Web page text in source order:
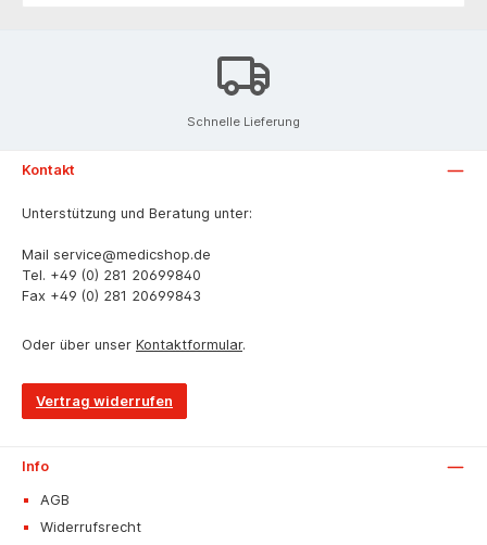
Schnelle Lieferung
Kontakt
Unterstützung und Beratung unter:
Mail service@medicshop.de
Tel. +49 (0) 281 20699840
Fax +49 (0) 281 20699843
Oder über unser Kontaktformular.
Vertrag widerrufen
Info
AGB
Widerrufsrecht